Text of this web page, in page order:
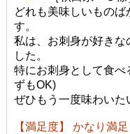
どれも美味しいものば
す。
私は、お刺身が好きな
した。
特にお刺身として食
ずもOK)
ぜひもう一度味わいた
【満足度】 かなり満足